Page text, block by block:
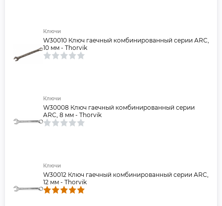
Ключи
W30010 Ключ гаечный комбинированный серии ARC,
10 мм - Thorvik
Ключи
W30008 Ключ гаечный комбинированный серии
ARC, 8 мм - Thorvik
Ключи
W30012 Ключ гаечный комбинированный серии ARC,
12 мм - Thorvik